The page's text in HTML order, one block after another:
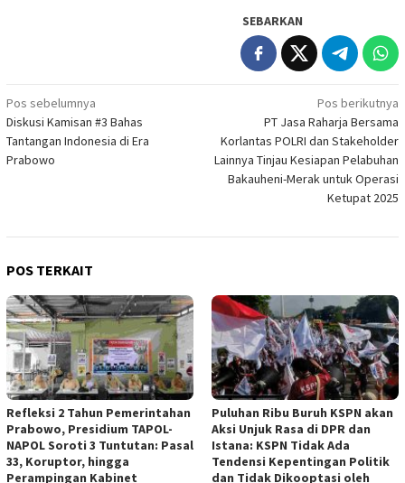
SEBARKAN
Navigasi
pos
Pos sebelumnya
Diskusi Kamisan #3 Bahas
Tantangan Indonesia di Era
Prabowo
Pos berikutnya
PT Jasa Raharja Bersama
Korlantas POLRI dan Stakeholder
Lainnya Tinjau Kesiapan Pelabuhan
Bakauheni-Merak untuk Operasi
Ketupat 2025
POS TERKAIT
Refleksi 2 Tahun Pemerintahan
Prabowo, Presidium TAPOL-
NAPOL Soroti 3 Tuntutan: Pasal
33, Koruptor, hingga
Perampingan Kabinet
Puluhan Ribu Buruh KSPN akan
Aksi Unjuk Rasa di DPR dan
Istana: KSPN Tidak Ada
Tendensi Kepentingan Politik
dan Tidak Dikooptasi oleh